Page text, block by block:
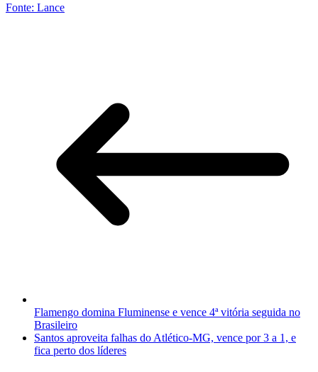
Fonte: Lance
Flamengo domina Fluminense e vence 4ª vitória seguida no
Brasileiro
Santos aproveita falhas do Atlético-MG, vence por 3 a 1, e
fica perto dos líderes